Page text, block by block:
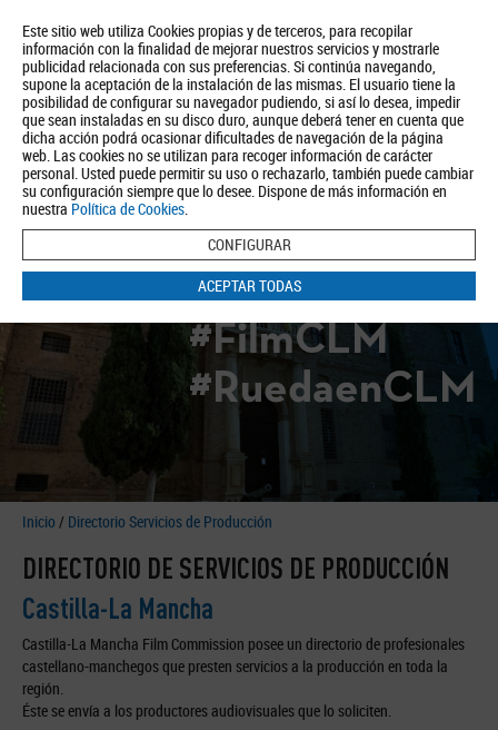
Este sitio web utiliza Cookies propias y de terceros, para recopilar
información con la finalidad de mejorar nuestros servicios y mostrarle
publicidad relacionada con sus preferencias. Si continúa navegando,
supone la aceptación de la instalación de las mismas. El usuario tiene la
posibilidad de configurar su navegador pudiendo, si así lo desea, impedir
que sean instaladas en su disco duro, aunque deberá tener en cuenta que
dicha acción podrá ocasionar dificultades de navegación de la página
web. Las cookies no se utilizan para recoger información de carácter
personal. Usted puede permitir su uso o rechazarlo, también puede cambiar
su configuración siempre que lo desee. Dispone de más información en
nuestra Política de Cookies.
CONFIGURAR
ACEPTAR TODAS
Quiénes somos Turismo Política de Privacidad Aviso Legal
Política de Cookies
BUSCAR
#FilmCLM
#RuedaenCLM
Inicio / Directorio Servicios de Producción
DIRECTORIO DE SERVICIOS DE PRODUCCIÓN
Castilla-La Mancha
Castilla-La Mancha Film Commission posee un directorio de profesionales
castellano-manchegos que presten servicios a la producción en toda la
región.
Éste se envía a los productores audiovisuales que lo soliciten.